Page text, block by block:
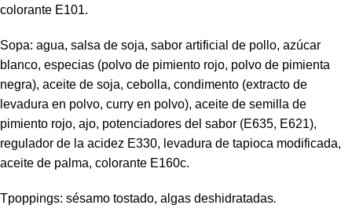
colorante E101.
Sopa: agua, salsa de soja, sabor artificial de pollo, azúcar
blanco, especias (polvo de pimiento rojo, polvo de pimienta
negra), aceite de soja, cebolla, condimento (extracto de
levadura en polvo, curry en polvo), aceite de semilla de
pimiento rojo, ajo, potenciadores del sabor (E635, E621),
regulador de la acidez E330, levadura de tapioca modificada,
aceite de palma, colorante E160c.
Tpoppings: sésamo tostado, algas deshidratadas.